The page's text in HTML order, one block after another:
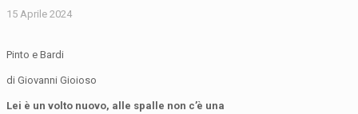
15 Aprile 2024
Pinto e Bardi
di Giovanni Gioioso
Lei è un volto nuovo, alle spalle non c’è una